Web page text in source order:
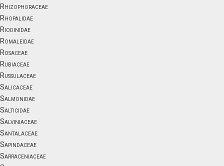
Rhizophoraceae
Rhopalidae
Riodinidae
Romaleidae
Rosaceae
Rubiaceae
Russulaceae
Salicaceae
Salmonidae
Salticidae
Salviniaceae
Santalaceae
Sapindaceae
Sarraceniaceae